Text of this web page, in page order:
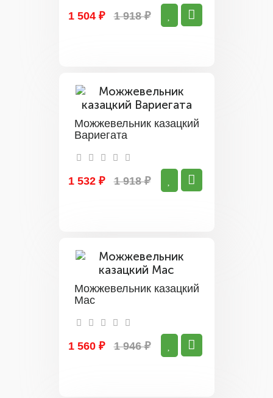
1 504 ₽ 1 918 ₽
Можжевельник казацкий
Вариегата
1 532 ₽ 1 918 ₽
Можжевельник казацкий
Мас
1 560 ₽ 1 946 ₽